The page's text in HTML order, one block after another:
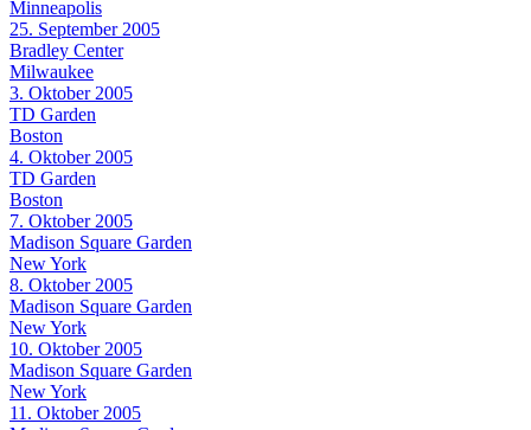
Minneapolis
25. September 2005
Bradley Center
Milwaukee
3. Oktober 2005
TD Garden
Boston
4. Oktober 2005
TD Garden
Boston
7. Oktober 2005
Madison Square Garden
New York
8. Oktober 2005
Madison Square Garden
New York
10. Oktober 2005
Madison Square Garden
New York
11. Oktober 2005